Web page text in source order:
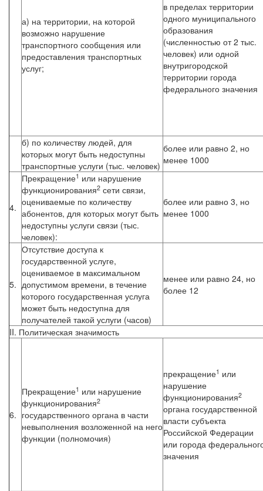
а) на территории, на которой
возможно нарушение
транспортного сообщения или
предоставления транспортных
услуг;
в пределах территории
одного муниципального
образования
(численностью от 2 тыс.
человек) или одной
внутригородской
территории города
федерального значения
б) по количеству людей, для
которых могут быть недоступны
транспортные услуги (тыс. человек)
более или равно 2, но
менее 1000
4.
Прекращение1 или нарушение
функционирования2 сети связи,
оцениваемые по количеству
абонентов, для которых могут быть
недоступны услуги связи (тыс.
человек):
более или равно 3, но
менее 1000
5.
Отсутствие доступа к
государственной услуге,
оцениваемое в максимальном
допустимом времени, в течение
которого государственная услуга
может быть недоступна для
получателей такой услуги (часов)
менее или равно 24, но
более 12
II. Политическая значимость
6.
Прекращение1 или нарушение
функционирования2
государственного органа в части
невыполнения возложенной на него
функции (полномочия)
прекращение1 или
нарушение
функционирования2
органа государственной
власти субъекта
Российской Федерации
или города
значения